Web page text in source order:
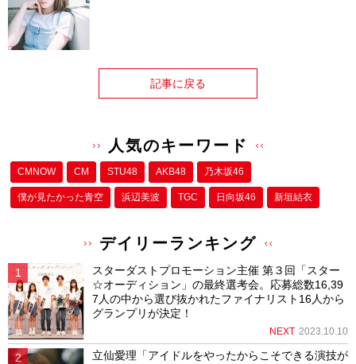
記事に戻る
人気のキーワード
CMNOW CM STU48 AKB48 乃木坂46
僕が⾒たかった⻘空 浜辺美波 TGC 日向坂46 新垣結衣
デイリーランキング
スターダストプロモーション主催 第３回「スター
☆オーディション」の最終選考会。応募総数16,39
7人の中から選び抜かれたファイナリスト16人から
グランプリが決定！
NEXT 2023.10.10
立仙愛理「アイドルをやったからこそできる演技が